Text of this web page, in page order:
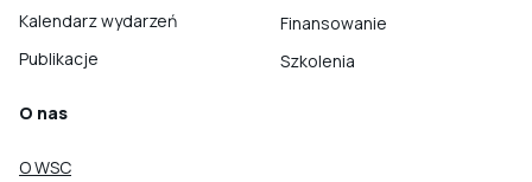
Kalendarz wydarzeń
Publikacje
O nas
O WSC
Finansowanie
Szkolenia